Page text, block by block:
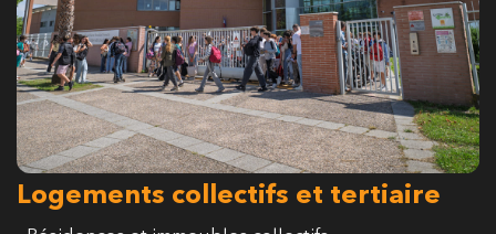
Logements collectifs et tertiaire